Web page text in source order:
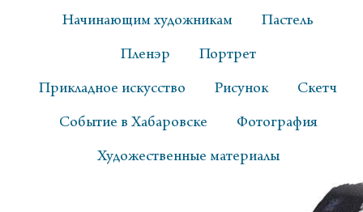
Начинающим художникам Пастель
Пленэр Портрет
Прикладное искусство Рисунок Скетч
Событие в Хабаровске Фотография
Художественные материалы